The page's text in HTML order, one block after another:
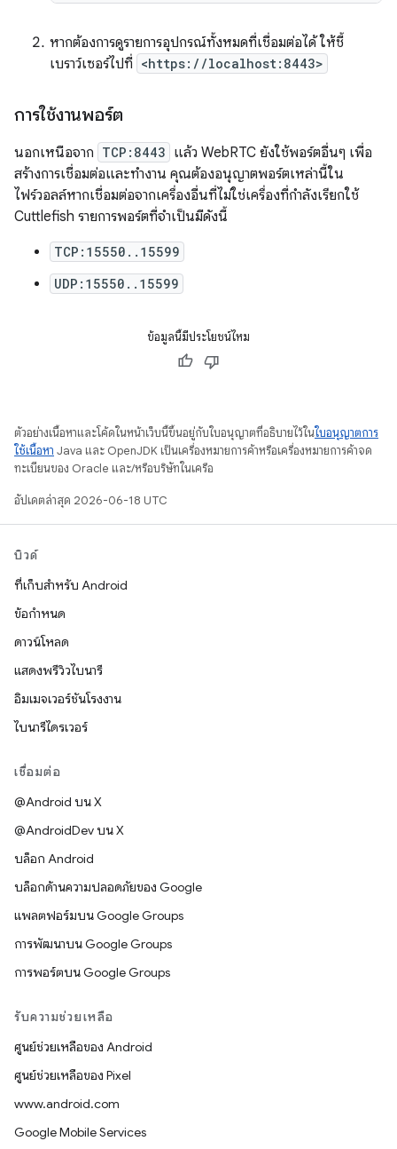
หากต้องการดูรายการอุปกรณ์ทั้งหมดที่เชื่อมต่อได้ ให้ชี้
เบราว์เซอร์ไปที่ <https://localhost:8443>
การใช้งานพอร์ต
นอกเหนือจาก TCP:8443 แล้ว WebRTC ยังใช้พอร์ตอื่นๆ เพื่อ
สร้างการเชื่อมต่อและทำงาน คุณต้องอนุญาตพอร์ตเหล่านี้ใน
ไฟร์วอลล์หากเชื่อมต่อจากเครื่องอื่นที่ไม่ใช่เครื่องที่กำลังเรียกใช้
Cuttlefish รายการพอร์ตที่จำเป็นมีดังนี้
TCP:15550..15599
UDP:15550..15599
ข้อมูลนี้มีประโยชน์ไหม
ตัวอย่างเนื้อหาและโค้ดในหน้าเว็บนี้ขึ้นอยู่กับใบอนุญาตที่อธิบายไว้ในใบอนุญาตการ
ใช้เนื้อหา Java และ OpenJDK เป็นเครื่องหมายการค้าหรือเครื่องหมายการค้าจด
ทะเบียนของ Oracle และ/หรือบริษัทในเครือ
อัปเดตล่าสุด 2026-06-18 UTC
บิวด์
ที่เก็บสำหรับ Android
ข้อกำหนด
ดาวน์โหลด
แสดงพรีวิวไบนารี
อิมเมจเวอร์ชันโรงงาน
ไบนารีไดรเวอร์
เชื่อมต่อ
@Android บน X
@AndroidDev บน X
บล็อก Android
บล็อกด้านความปลอดภัยของ Google
แพลตฟอร์มบน Google Groups
การพัฒนาบน Google Groups
การพอร์ตบน Google Groups
รับความช่วยเหลือ
ศูนย์ช่วยเหลือของ Android
ศูนย์ช่วยเหลือของ Pixel
www.android.com
Google Mobile Services